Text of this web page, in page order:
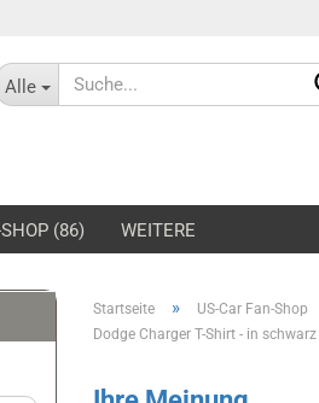
Alle
(86)
Mustang Jacken
Shelby-
WEITERE
Startseite » US-Car Fan-Shop
Dodge Charger T-Shirt - in schwarz